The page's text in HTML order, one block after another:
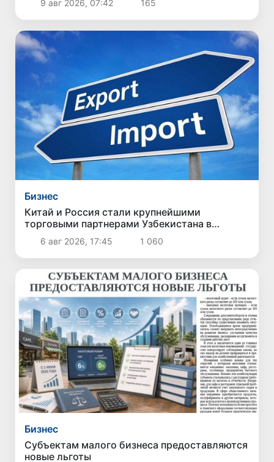
9 авг 2026, 07:42 165
Бизнес
Китай и Россия стали крупнейшими
торговыми партнерами Узбекистана в
первом полугодии 2026 года
6 авг 2026, 17:45 1 060
Бизнес
Субъектам малого бизнеса предоставляются
новые льготы